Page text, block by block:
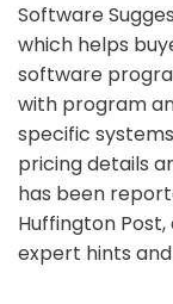
Software
which helps
software
with program
specific
pricing details
has been
Huffington Post,
expert hints